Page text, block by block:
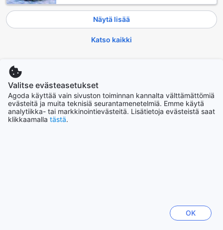
Näytä lisää
Katso kaikki
Nousevat kaupungit
Cebu
Filippiinit
Valitse evästeasetukset
Agoda käyttää vain sivuston toiminnan kannalta välttämättömiä
evästeitä ja muita teknisiä seurantamenetelmiä. Emme käytä
analytiikka- tai markkinointievästeitä. Lisätietoja evästeistä saat
klikkaamalla tästä.
OK